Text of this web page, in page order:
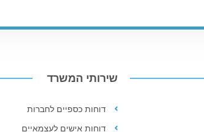
שירותי המשרד
דוחות כספיים לחברות
דוחות אישים לעצמאיים